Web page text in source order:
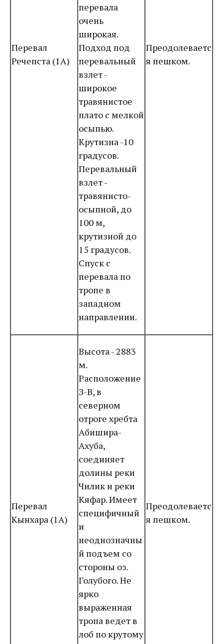
Перевал
Речепста (1А)
перевала
очень
широкая.
Подход под
перевальный
взлет -
широкое
травянистое
плато с мелкой
осыпью.
Крутизна -10
градусов.
Перевальный
взлет -
травянисто-
осыпной, до
100 м,
крутизной до
15 градусов.
Спуск с
перевала по
тропе в
западном
направлении.
Преодолеваетс
я пешком.
Перевал
Кынхара (1А)
Высота - 2883
м.
Расположение
З-В, в
северном
отроге хребта
Абишира-
Ахуба,
соединяет
долины реки
Чилик и реки
Кяфар. Имеет
специфичный
и
неоднозначны
й подъем со
стороны оз.
Голубого. Не
ярко
выраженная
тропа ведет в
лоб по крутому
Преодолеваетс
я пешком.